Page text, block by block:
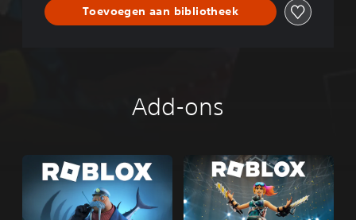
Toevoegen aan bibliotheek
Add-ons